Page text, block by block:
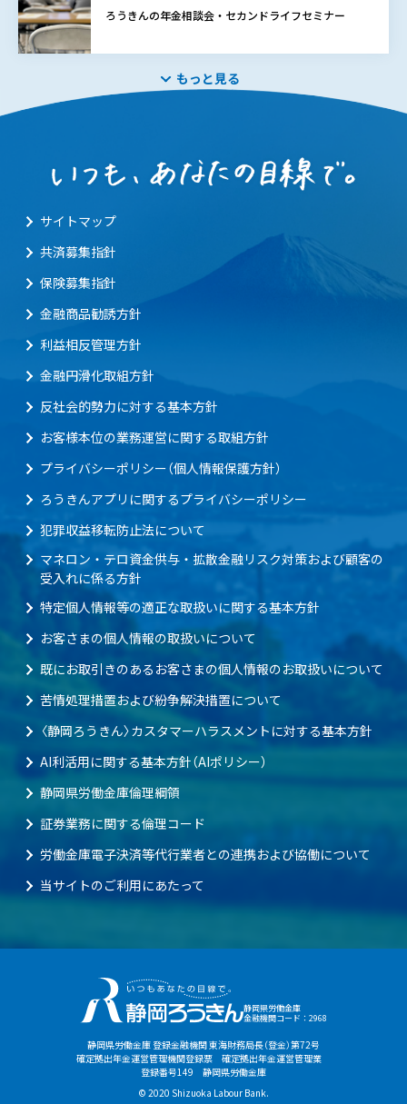
ろうきんの年金相談会・セカンドライフセミナー
もっと見る
サイトマップ
共済募集指針
保険募集指針
金融商品勧誘方針
利益相反管理方針
金融円滑化取組方針
反社会的勢力に対する基本方針
お客様本位の業務運営に関する取組方針
プライバシーポリシー（個人情報保護方針）
ろうきんアプリに関するプライバシーポリシー
犯罪収益移転防止法について
マネロン・テロ資金供与・拡散金融リスク対策および顧客の
受入れに係る方針
特定個人情報等の適正な取扱いに関する基本方針
お客さまの個人情報の取扱いについて
既にお取引きのあるお客さまの個人情報のお取扱いについて
苦情処理措置および紛争解決措置について
〈静岡ろうきん〉カスタマーハラスメントに対する基本方針
AI利活用に関する基本方針（AIポリシー）
静岡県労働金庫倫理綱領
証券業務に関する倫理コード
労働金庫電子決済等代行業者との連携および協働について
当サイトのご利用にあたって
静岡県労働金庫
金融機関コード：2968
静岡県労働金庫 登録金融機関 東海財務局長（登金）第72号
確定拠出年金運営管理機関登録票 確定拠出年金運営管理業
登録番号149 静岡県労働金庫
© 2020 Shizuoka Labour Bank.